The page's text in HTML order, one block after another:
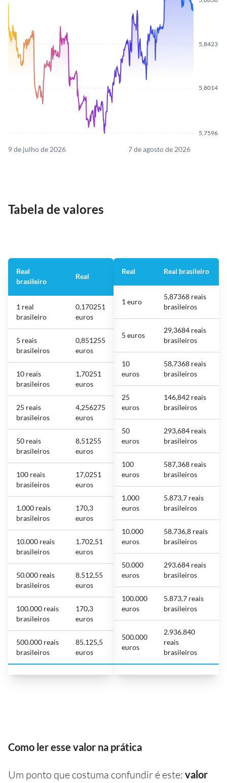
5,7596
5,8014
5,8423
9 de julho de 2026 7 de agosto de 2026
Tabela de valores
Real
brasileiro
Real
1 real
brasileiro
0,170251
euros
5 reais
brasileiros
0,851255
euros
10 reais
brasileiros
1,70251
euros
25 reais
brasileiros
4,256275
euros
50 reais
brasileiros
8,51255
euros
100 reais
brasileiros
17,0251
euros
1.000 reais
brasileiros
170,3
euros
10.000 reais
brasileiros
1.702,51
euros
50.000 reais
brasileiros
8.512,55
euros
100.000 reais
brasileiros
170,3
euros
500.000 reais
brasileiros
85.125,5
euros
Real Real brasileiro
1 euro
5,87368 reais
brasileiros
5 euros
29,3684 reais
brasileiros
10
euros
58,7368 reais
brasileiros
25
euros
146,842 reais
brasileiros
50
euros
293,684 reais
brasileiros
100
euros
587,368 reais
brasileiros
1.000
euros
5.873,7 reais
brasileiros
10.000
euros
58.736,8 reais
brasileiros
50.000
euros
293.684 reais
brasileiros
100.000
euros
5.873,7 reais
brasileiros
500.000
euros
2.936.840
reais
brasileiros
Como ler esse valor na prática
Um ponto que costuma confundir é este: valor